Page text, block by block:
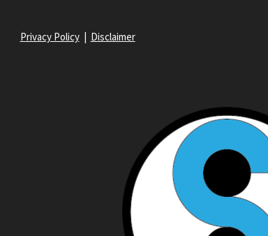
Privacy Policy| Disclaimer